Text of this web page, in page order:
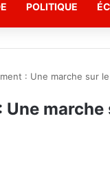
POLITIQUE
: Une marche sur
Une